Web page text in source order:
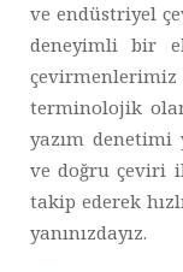
ve endüstriyel
deneyimli bir
çevirmenlerimiz
terminolojik
yazım denetimi
ve doğru çeviri
takip ederek
yanınızdayız.